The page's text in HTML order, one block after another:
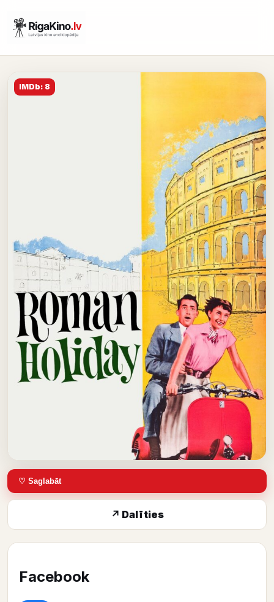
IMDb: 8
♡ Saglabāt
↗ Dalīties
Facebook